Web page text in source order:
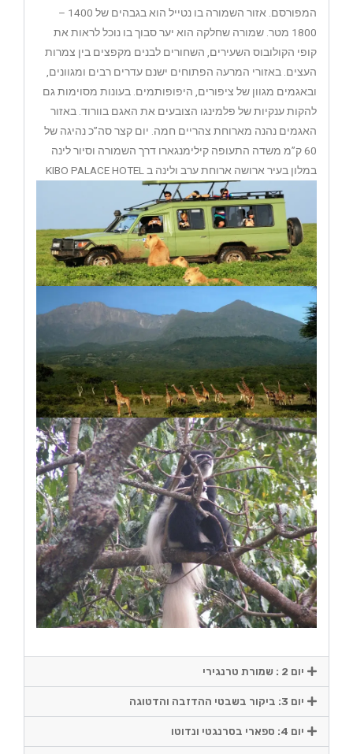
המפורסם. אזור השמורה בו נטייל הוא בגבהים של 1400 –
1800 מטר. שמורה שחלקה הוא יער סבוך בו נוכל לראות את
קופי הקולובוס השעירים, השחורים לבנים מקפצים בין צמרות
העצים. באזורי המרעה הפתוחים ישנם עדרים רבים ומגוונים,
ובאגמים מגוון של ציפורים, היפופותמים. בעונות מסוימות גם
להקות ענקיות של פלמינגו הצובעים את האגם בוורוד. באזור
האגמים נהנה מארוחת צהריים חמה. יום קצר סה”כ נהיגה של
60 ק”מ משדה התעופה קילימנגארו דרך השמורה וסיור לינה
במלון בעיר ארושה ארוחת ערב ולינה ב KIBO PALACE HOTEL
יום 2 : שמורת טרנגירי
יום 3: ביקור בשבטי ההדזבה והדטוגה
יום 4: ספארי בסרנגטי ונדוטו